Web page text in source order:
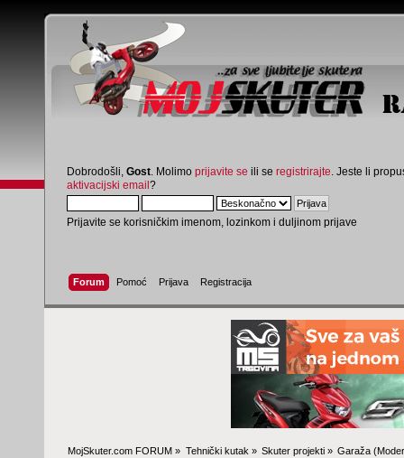
Dobrodošli, Gost . Molimo prijavite se ili se registrirajte . Jeste li
aktivacijski email?
Prijavite se korisničkim imenom, lozinkom i duljinom prijave
Forum Pomoć Prijava Registracija
MojSkuter.com FORUM » Tehnički kutak » Skuter projekti» Garaža